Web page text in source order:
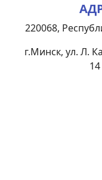
220068,
г.Минск, ул. Л.
14